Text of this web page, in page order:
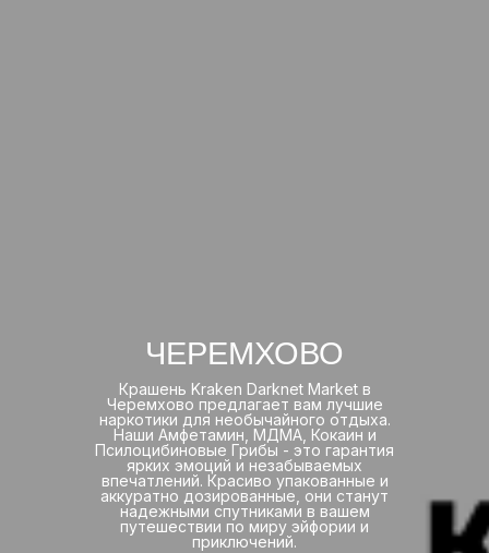
ЧЕРЕМХОВО
Крашень Kraken Darknet Market в
Черемхово предлагает вам лучшие
наркотики для необычайного отдыха.
Наши Амфетамин, МДМА, Кокаин и
Псилоцибиновые Грибы - это гарантия
ярких эмоций и незабываемых
впечатлений. Красиво упакованные и
аккуратно дозированные, они станут
надежными спутниками в вашем
путешествии по миру эйфории и
приключений.